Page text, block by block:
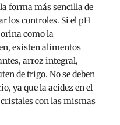
forma más sencilla de
los controles. Si el pH
como la
existen alimentos
arroz integral,
de trigo. No se deben
ya que la acidez en el
con las mismas